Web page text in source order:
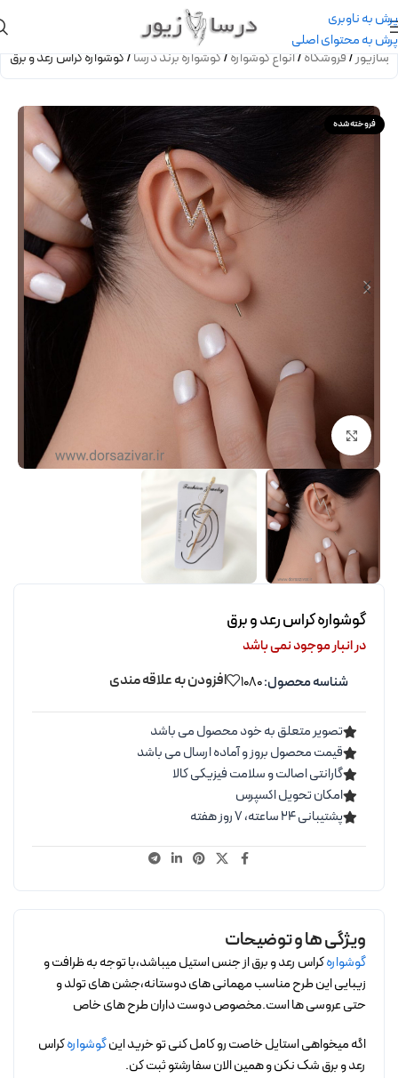
پرش به ناوبری
پرش به محتوای اصلی
/فروشگاه/انواع گوشواره/گوشواره برند درسا/گوشواره کراس رعد و برق
فروخته شده
برای بزرگنمایی کلیک کنید
گوشواره کراس رعد و برق
در انبار موجود نمی باشد
شناسه محصول:1080 افزودن به علاقه مندی
تصویر متعلق به خود محصول می باشد
قیمت محصول بروز و آماده ارسال می باشد
گارانتی اصالت و سلامت فیزیکی کالا
امکان تحویل اکسپرس
پشتیبانی ۲۴ ساعته، ۷ روز هفته
ویژگی ها و توضیحات
گوشوارهکراس رعد و برق از جنس استیل میباشد،با توجه به ظرافت و
زیبایی این طرح مناسب مهمانی های دوستانه،جشن های تولد و
حتی عروسی ها است.مخصوص دوست داران طرح های خاص
اگه میخواهی استایل خاصت رو کامل کنی تو خرید اینگوشوارهکراس
رعد و برق شک نکن و همین الان سفارشتو ثبت کن.